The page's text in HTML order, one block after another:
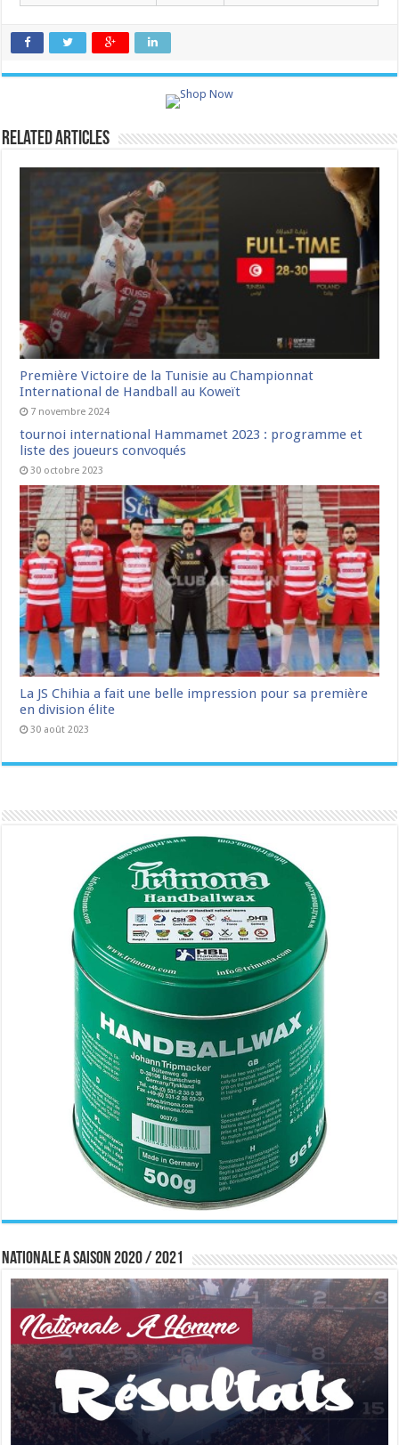
Related Articles
Première Victoire de la Tunisie au Championnat
International de Handball au Koweït
7 novembre 2024
tournoi international Hammamet 2023 : programme et
liste des joueurs convoqués
30 octobre 2023
La JS Chihia a fait une belle impression pour sa première
en division élite
30 août 2023
Nationale A saison 2020 / 2021